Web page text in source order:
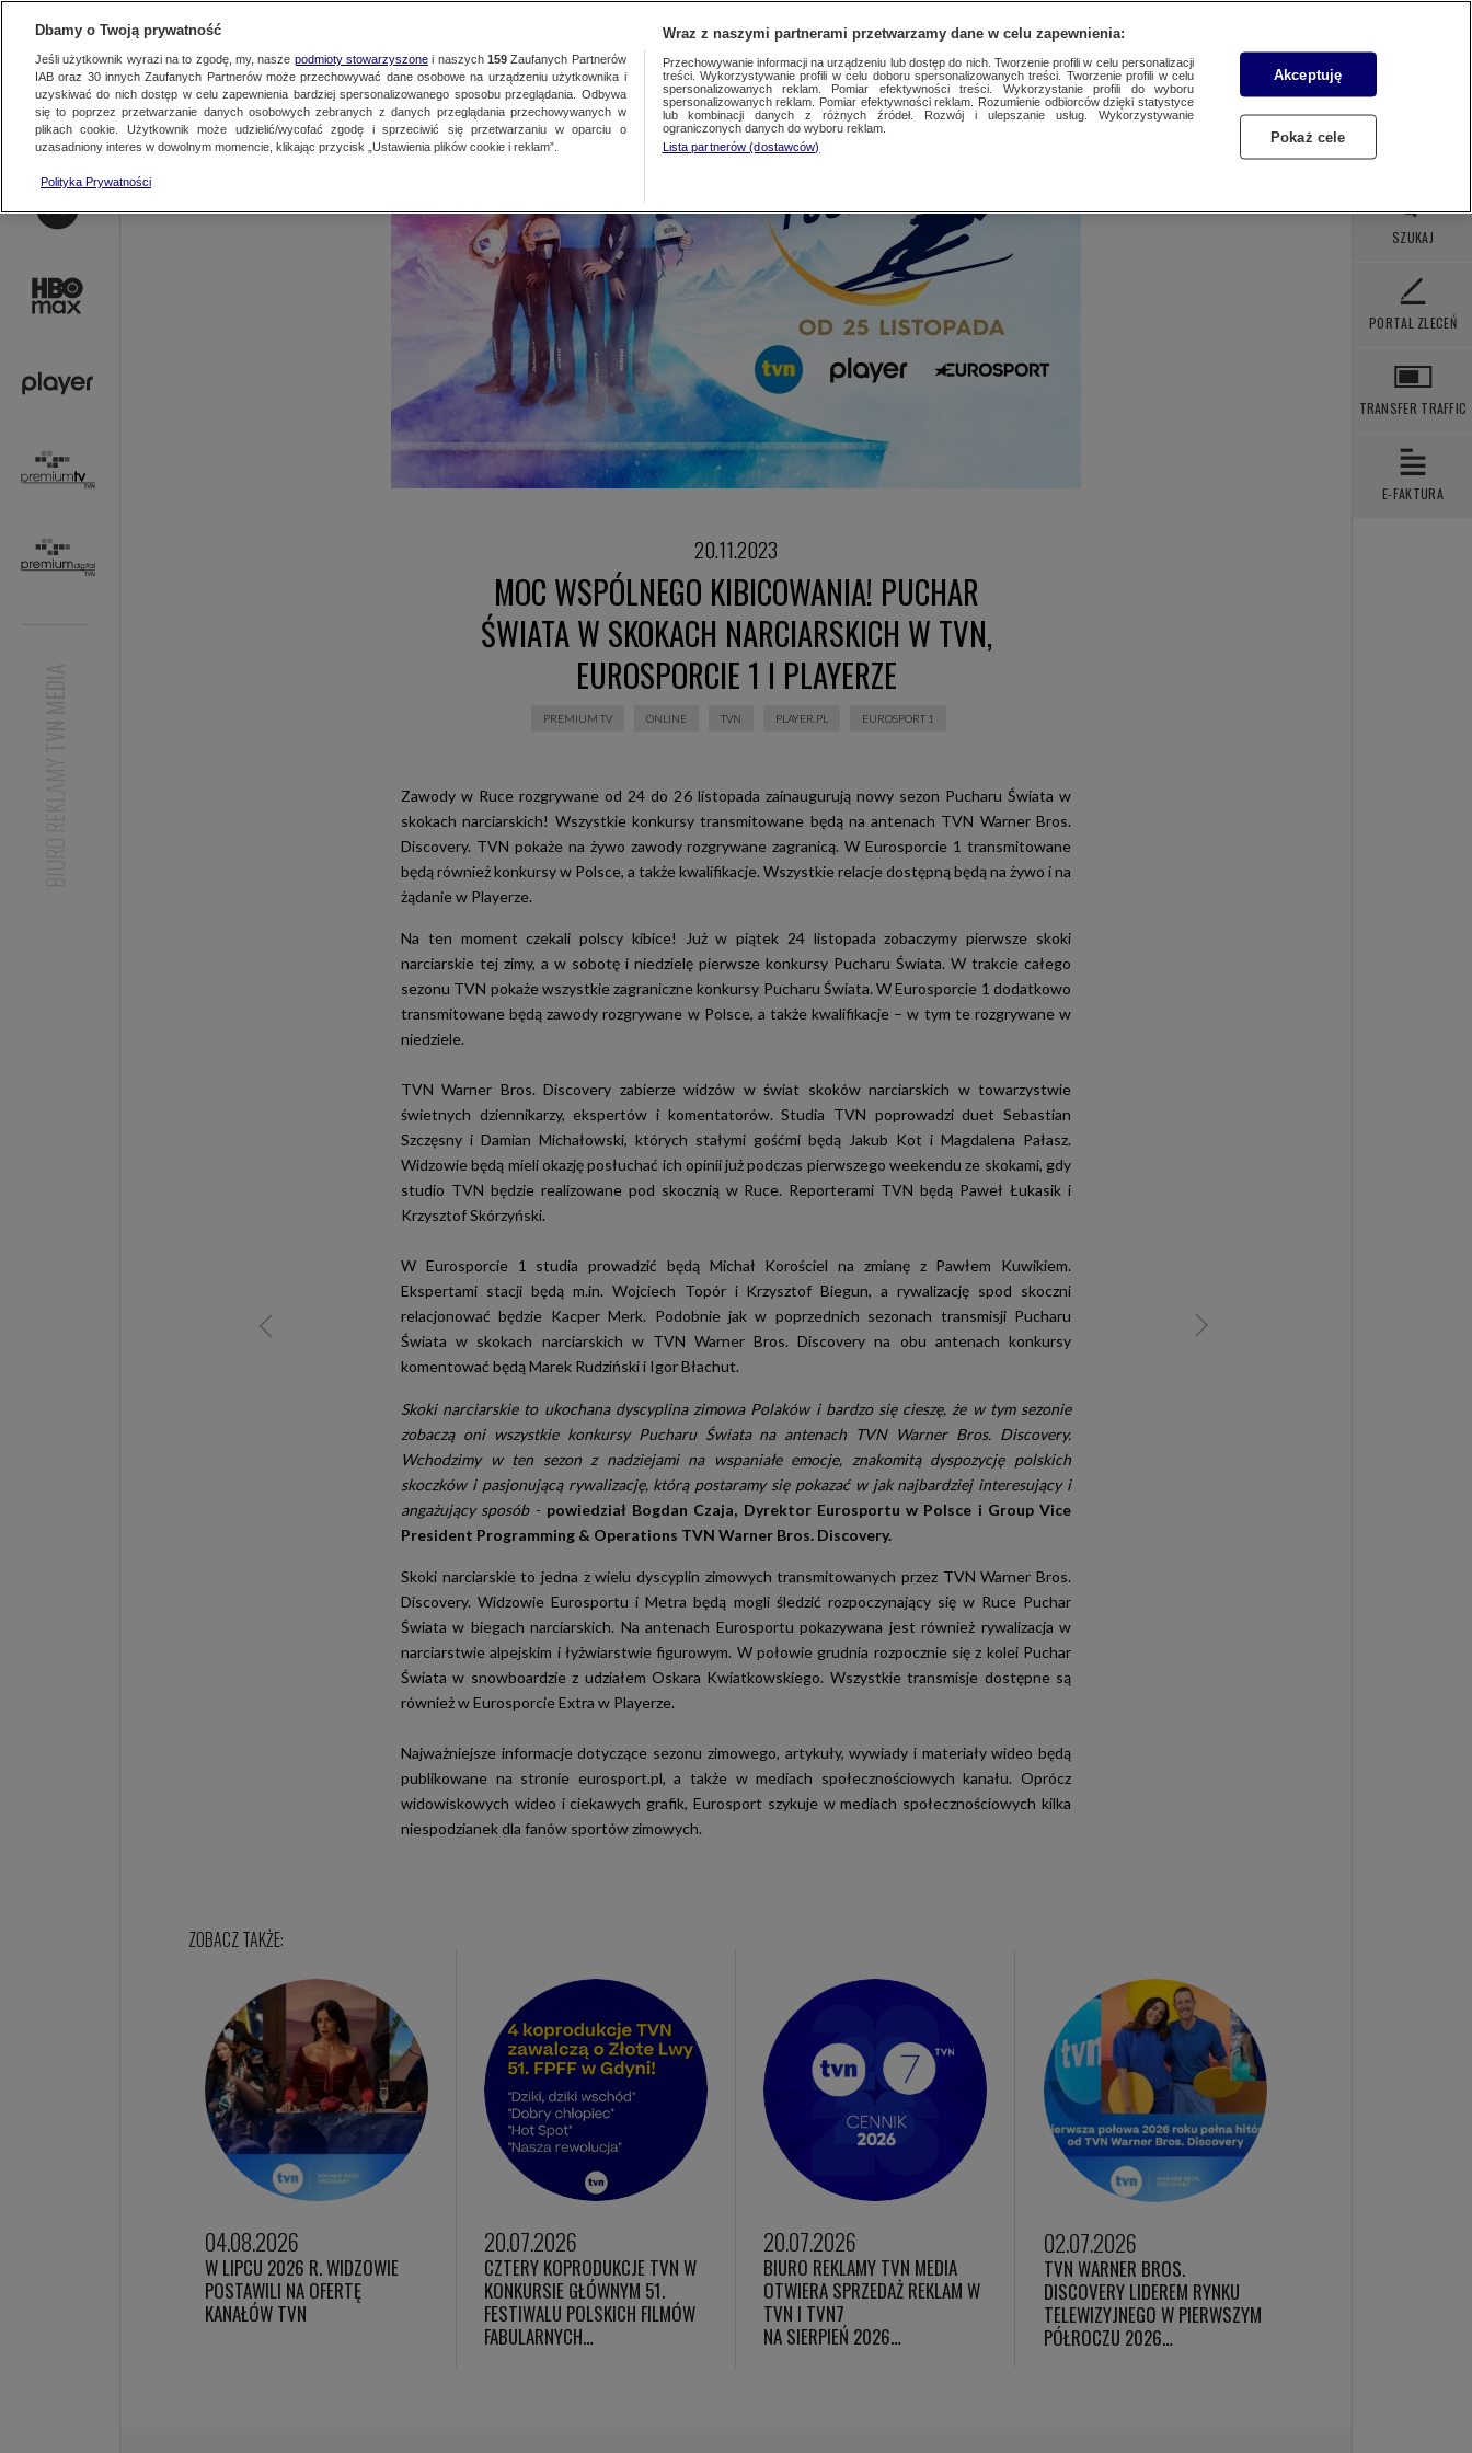
AKTUALNOŚCI MEDIA DO POBRANIA
SZUKAJ
PORTAL ZLECEŃ
TRANSFER TRAFFIC
E-FAKTURA
20.11.2023
MOC WSPÓLNEGO KIBICOWANIA! PUCHAR
ŚWIATA W SKOKACH NARCIARSKICH W TVN,
EUROSPORCIE 1 I PLAYERZE
PREMIUM TV ONLINE TVN PLAYER.PL EUROSPORT 1
Zawody w Ruce rozgrywane od 24 do 26 listopada zainaugurują nowy sezon Pucharu Świata w
skokach narciarskich! Wszystkie konkursy transmitowane będą na antenach TVN Warner Bros.
Discovery. TVN pokaże na żywo zawody rozgrywane zagranicą. W Eurosporcie 1 transmitowane
będą również konkursy w Polsce, a także kwalifikacje. Wszystkie relacje dostępną będą na żywo i na
żądanie w Playerze.
Na ten moment czekali polscy kibice! Już w piątek 24 listopada zobaczymy pierwsze skoki
narciarskie tej zimy, a w sobotę i niedzielę pierwsze konkursy Pucharu Świata. W trakcie całego
sezonu TVN pokaże wszystkie zagraniczne konkursy Pucharu Świata. W Eurosporcie 1 dodatkowo
transmitowane będą zawody rozgrywane w Polsce, a także kwalifikacje – w tym te rozgrywane w
niedziele.
TVN Warner Bros. Discovery zabierze widzów w świat skoków narciarskich w towarzystwie
świetnych dziennikarzy, ekspertów i komentatorów. Studia TVN poprowadzi duet Sebastian
Szczęsny i Damian Michałowski, których stałymi gośćmi będą Jakub Kot i Magdalena Pałasz.
Widzowie będą mieli okazję posłuchać ich opinii już podczas pierwszego weekendu ze skokami, gdy
studio TVN będzie realizowane pod skocznią w Ruce. Reporterami TVN będą Paweł Łukasik i
Krzysztof Skórzyński.
W Eurosporcie 1 studia prowadzić będą Michał Korościel na zmianę z Pawłem Kuwikiem.
Ekspertami stacji będą m.in. Wojciech Topór i Krzysztof Biegun, a rywalizację spod skoczni
relacjonować będzie Kacper Merk. Podobnie jak w poprzednich sezonach transmisji Pucharu
Świata w skokach narciarskich w TVN Warner Bros. Discovery na obu antenach konkursy
komentować będą Marek Rudziński i Igor Błachut.
Skoki narciarskie to ukochana dyscyplina zimowa Polaków i bardzo się cieszę, że w tym sezonie
zobaczą oni wszystkie konkursy Pucharu Świata na antenach TVN Warner Bros. Discovery.
Wchodzimy w ten sezon z nadziejami na wspaniałe emocje, znakomitą dyspozycję polskich
skoczków i pasjonującą rywalizację, którą postaramy się pokazać w jak najbardziej interesujący i
angażujący sposób- powiedział Bogdan Czaja, Dyrektor Eurosportu w Polsce i Group Vice
President Programming & Operations TVN Warner Bros. Discovery.
Skoki narciarskie to jedna z wielu dyscyplin zimowych transmitowanych przez TVN Warner Bros.
Discovery. Widzowie Eurosportu i Metra będą mogli śledzić rozpoczynający się w Ruce Puchar
Świata w biegach narciarskich. Na antenach Eurosportu pokazywana jest również rywalizacja w
narciarstwie alpejskim i łyżwiarstwie figurowym. W połowie grudnia rozpocznie się z kolei Puchar
Świata w snowboardzie z udziałem Oskara Kwiatkowskiego. Wszystkie transmisje dostępne są
również w Eurosporcie Extra w Playerze.
Najważniejsze informacje dotyczące sezonu zimowego, artykuły, wywiady i materiały wideo będą
publikowane na stronie eurosport.pl, a także w mediach społecznościowych kanału. Oprócz
widowiskowych wideo i ciekawych grafik, Eurosport szykuje w mediach społecznościowych kilka
niespodzianek dla fanów sportów zimowych.
04.08.2026
W LIPCU 2026 R. WIDZOWIE
POSTAWILI NA OFERTĘ
KANAŁÓW TVN
20.07.2026
CZTERY KOPRODUKCJE TVN W
KONKURSIE GŁÓWNYM 51.
FESTIWALU POLSKICH FILMÓW
FABULARNYCH…
20.07.2026
BIURO REKLAMY TVN MEDIA
OTWIERA SPRZEDAŻ REKLAM W
TVN I TVN7
NA SIERPIEŃ 2026…
02.07.2026
TVN WARNER BROS.
DISCOVERY LIDEREM RYNKU
TELEWIZYJNEGO W PIERWSZYM
PÓŁROCZU 2026…
Dbamy o Twoją prywatność
Jeśli użytkownik wyrazi na to zgodę, my, nasze podmioty stowarzyszonei naszych 159Zaufanych Partnerów
IAB oraz 30innych Zaufanych Partnerów może przechowywać dane osobowe na urządzeniu użytkownika i
uzyskiwać do nich dostęp w celu zapewnienia bardziej spersonalizowanego sposobu przeglądania. Odbywa
się to poprzez przetwarzanie danych osobowych zebranych z danych przeglądania przechowywanych w
plikach cookie. Użytkownik może udzielić/wycofać zgodę i sprzeciwić się przetwarzaniu w oparciu o
uzasadniony interes w dowolnym momencie, klikając przycisk „Ustawienia plików cookie i reklam”.
Polityka Prywatności
Wraz z naszymi partnerami przetwarzamy dane w celu zapewnienia:
Przechowywanie informacji na urządzeniu lub dostęp do nich. Tworzenie profili w celu personalizacji
treści. Wykorzystywanie profili w celu doboru spersonalizowanych treści. Tworzenie profili w celu
spersonalizowanych reklam. Pomiar efektywności treści. Wykorzystanie profili do wyboru
spersonalizowanych reklam. Pomiar efektywności reklam. Rozumienie odbiorców dzięki statystyce
lub kombinacji danych z różnych źródeł. Rozwój i ulepszanie usług. Wykorzystywanie
ograniczonych danych do wyboru reklam.
Lista partnerów (dostawców)
Akceptuję
Pokaż cele